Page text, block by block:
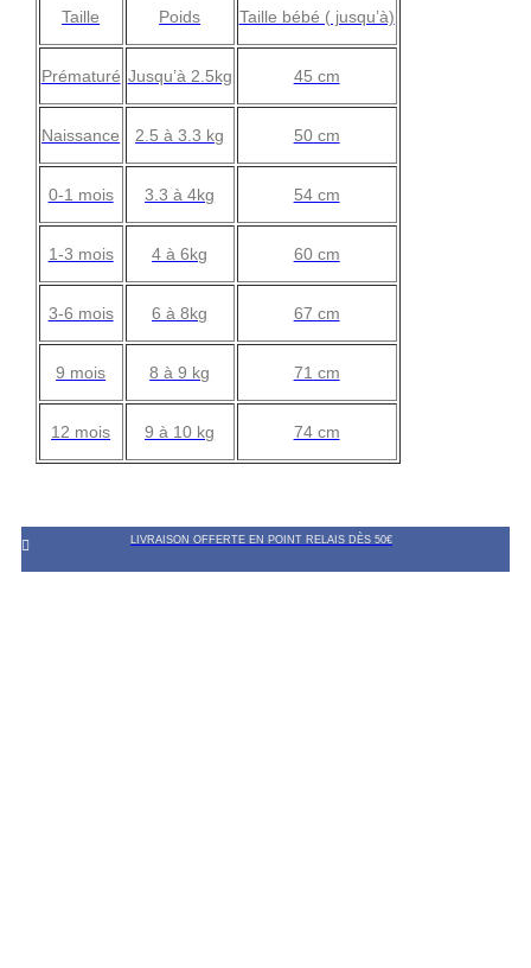
Taille Poids Taille bébé ( jusqu’à)
Prématuré Jusqu’à 2.5kg 45 cm
Naissance 2.5 à 3.3 kg 50 cm
0-1 mois 3.3 à 4kg 54 cm
1-3 mois 4 à 6kg 60 cm
3-6 mois 6 à 8kg 67 cm
9 mois 8 à 9 kg 71 cm
12 mois 9 à 10 kg 74 cm
LIVRAISON OFFERTE EN POINT RELAIS DÈS 50€